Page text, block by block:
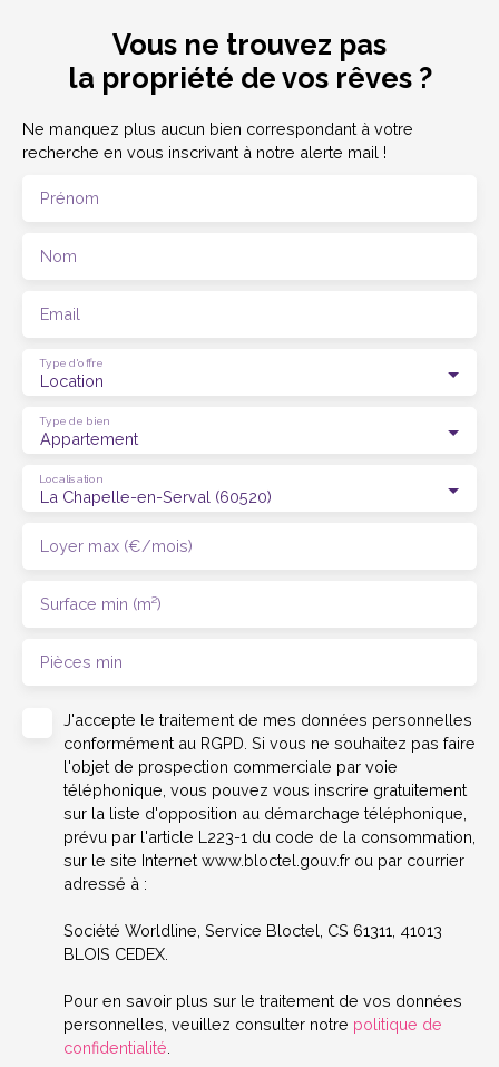
Vous ne trouvez pas
la propriété de vos rêves ?
Ne manquez plus aucun bien correspondant à votre
recherche en vous inscrivant à notre alerte mail !
Prénom
Nom
Email
Location
Type d'offre
Appartement
Type de bien
La Chapelle-en-Serval (60520)
Localisation
Loyer max (€/mois)
Surface min (m²)
Pièces min
J'accepte le traitement de mes données personnelles
conformément au RGPD. Si vous ne souhaitez pas faire
l'objet de prospection commerciale par voie
téléphonique, vous pouvez vous inscrire gratuitement
sur la liste d'opposition au démarchage téléphonique,
prévu par l'article L223-1 du code de la consommation,
sur le site Internet www.bloctel.gouv.fr ou par courrier
adressé à :
Société Worldline, Service Bloctel, CS 61311, 41013
BLOIS CEDEX.
Pour en savoir plus sur le traitement de vos données
personnelles, veuillez consulter notre politique de
confidentialité